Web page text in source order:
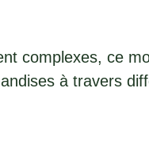
complexes, ce
à travers